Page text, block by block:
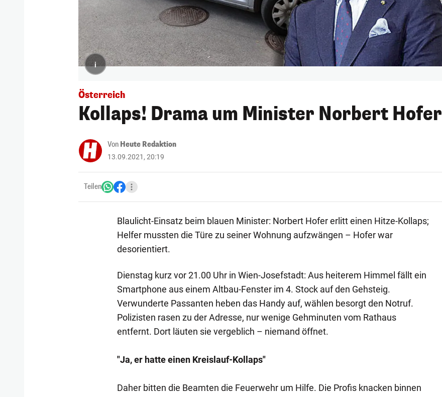
i
Österreich
Kollaps! Drama um Minister Norbert Hofer
Von Heute Redaktion
13.09.2021, 20:19
Teilen
Blaulicht-Einsatz beim blauen Minister: Norbert Hofer erlitt einen Hitze-Kollaps;
Helfer mussten die Türe zu seiner Wohnung aufzwängen – Hofer war
desorientiert.
Dienstag kurz vor 21.00 Uhr in Wien-Josefstadt: Aus heiterem Himmel fällt ein
Smartphone aus einem Altbau-Fenster im 4. Stock auf den Gehsteig.
Verwunderte Passanten heben das Handy auf, wählen besorgt den Notruf.
Polizisten rasen zu der Adresse, nur wenige Gehminuten vom Rathaus
entfernt. Dort läuten sie vergeblich – niemand öffnet.
"Ja, er hatte einen Kreislauf-Kollaps"
Daher bitten die Beamten die Feuerwehr um Hilfe. Die Profis knacken binnen